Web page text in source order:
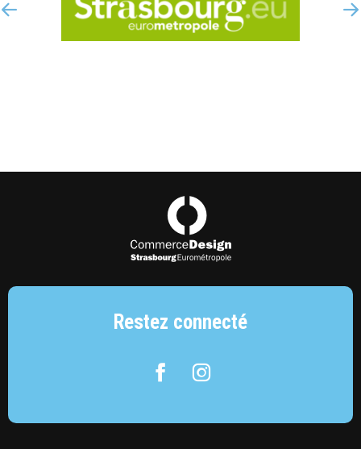
Commerce Design Strasbourg
Restez connecté